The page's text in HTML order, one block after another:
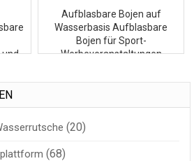
und
Aufblasbare Bojen auf
Wasserbasis Aufblasbare
Bojen für Sport-
Werbeveranstaltungen
(20)
(68)